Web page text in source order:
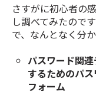
さすがに初心者の
し調べてみたので
で、なんとなく分
パスワード関
するためのパ
フォーム